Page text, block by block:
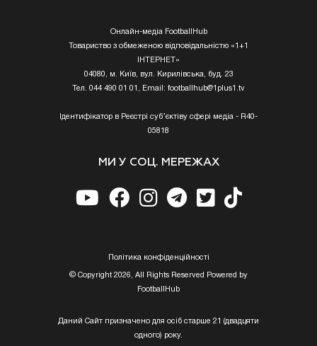
Онлайн-медіа FootballHub
Товариство з обмеженою відповідальністю «1+1
ІНТЕРНЕТ»
04080, м. Київ, вул. Кирилівська, буд. 23
Тел. 044 490 01 01, Email: footballhub@1plus1.tv
Ідентифікатор в Реєстрі суб’єктіву сфері медіа - R40-
05818
МИ У СОЦ. МЕРЕЖАХ
Полiтика конфiденцiйностi
© Copyright 2026, All Rights Reserved Powered by
FootballHub
Даний Сайт призначено для осіб старше 21 (двадцяти
одного) року.